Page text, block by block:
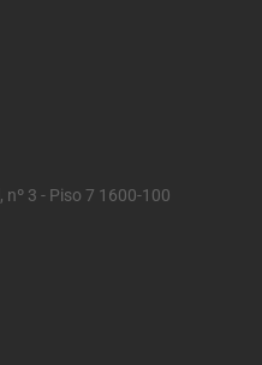
nº 3 - Piso 7 1600-100